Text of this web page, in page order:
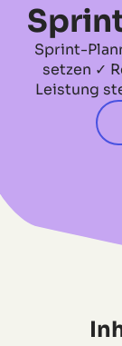
Sprint-
setzen ✓
Leistung